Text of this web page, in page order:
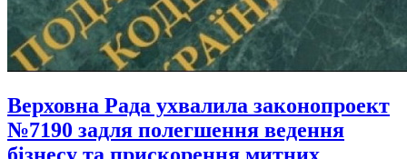
Верховна Рада ухвалила законопроект
№7190 задля полегшення ведення